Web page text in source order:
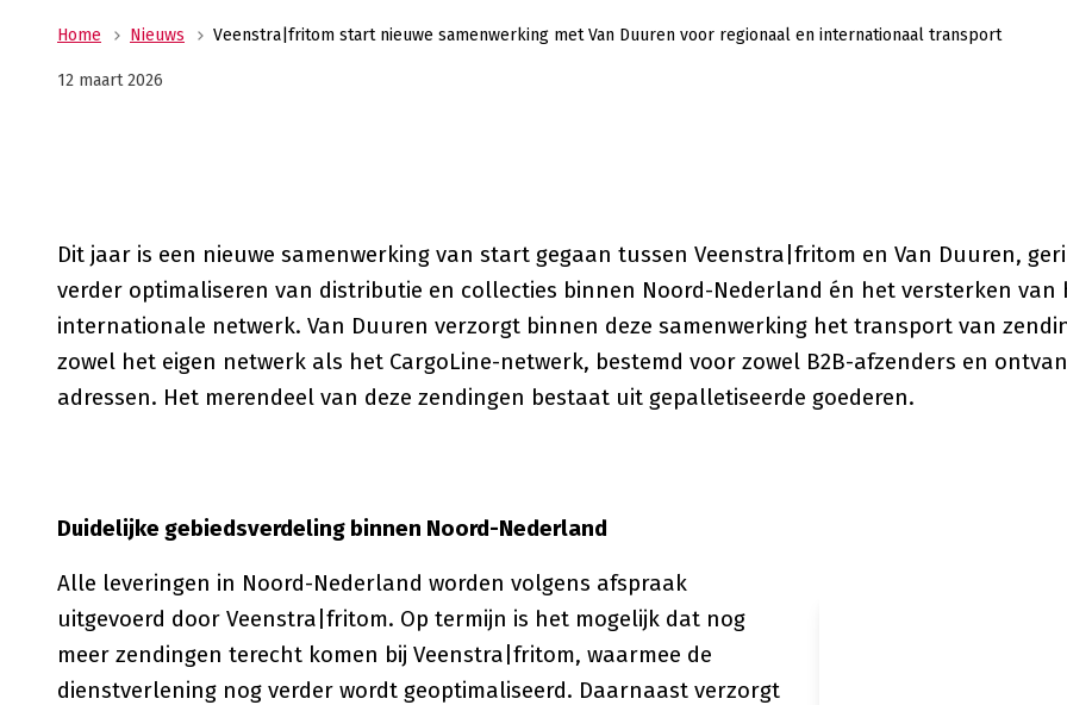
Home Nieuws Veenstra|fritom start nieuwe samenwerking met Van Duuren voor regionaal en internationaal transport
12 maart 2026
Dit jaar is een nieuwe samenwerking van start gegaan tussen Veenstra|fritom en Van Duuren,
verder optimaliseren van distributie en collecties binnen Noord-Nederland én het versterken van
internationale netwerk. Van Duuren verzorgt binnen deze samenwerking het transport van
zowel het eigen netwerk als het CargoLine-netwerk, bestemd voor zowel B2B-afzenders en
adressen. Het merendeel van deze zendingen bestaat uit gepalletiseerde goederen.
Duidelijke gebiedsverdeling binnen Noord-Nederland
Alle leveringen in Noord-Nederland worden volgens afspraak
uitgevoerd door Veenstra|fritom. Op termijn is het mogelijk dat nog
meer zendingen terecht komen bij Veenstra|fritom, waarmee de
dienstverlening nog verder wordt geoptimaliseerd. Daarnaast verzorgt